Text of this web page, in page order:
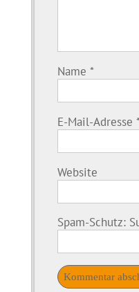
Name*
E-Mail-Adresse
Website
Spam-Schutz: